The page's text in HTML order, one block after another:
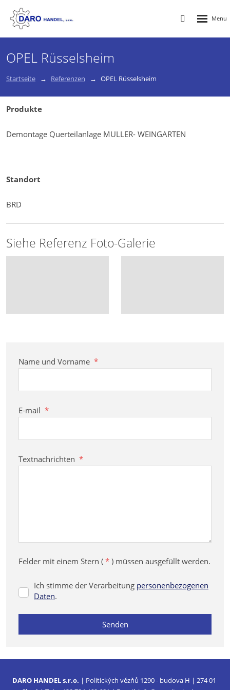
Vyhledávání
OPEL Rüsselsheim
Startseite Referenzen OPEL Rüsselsheim
Produkte
Demontage Querteilanlage MULLER- WEINGARTEN
Standort
BRD
Siehe Referenz Foto-Galerie
Name und Vorname *
E-mail *
Textnachrichten *
Felder mit einem Stern ( * ) müssen ausgefüllt werden.
stimme
der
personenbezogenen
Daten.
Ich stimme der Verarbeitung personenbezogenen
Daten.
Senden
Formular
DARO HANDEL s.r.o. | Politických vězňů 1290 - budova H | 274 01